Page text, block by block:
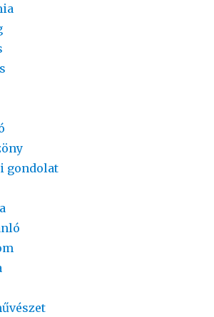
gondolat